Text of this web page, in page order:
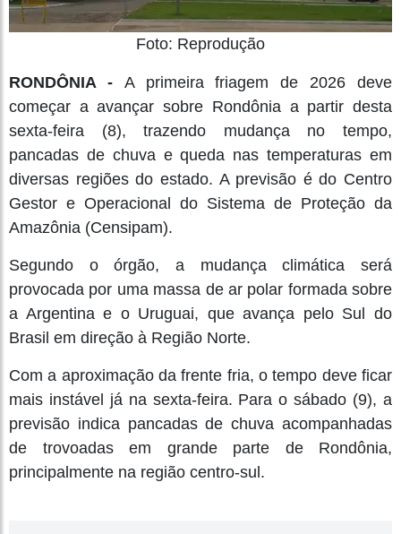
Foto: Reprodução
RONDÔNIA -A primeira friagem de 2026 deve
começar a avançar sobre Rondônia a partir desta
sexta-feira (8), trazendo mudança no tempo,
pancadas de chuva e queda nas temperaturas em
diversas regiões do estado. A previsão é do Centro
Gestor e Operacional do Sistema de Proteção da
Amazônia (Censipam).
Segundo o órgão, a mudança climática será
provocada por uma massa de ar polar formada sobre
a Argentina e o Uruguai, que avança pelo Sul do
Brasil em direção à Região Norte.
Com a aproximação da frente fria, o tempo deve ficar
mais instável já na sexta-feira. Para o sábado (9), a
previsão indica pancadas de chuva acompanhadas
de trovoadas em grande parte de Rondônia,
principalmente na região centro-sul.